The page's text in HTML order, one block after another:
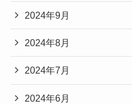
2024年9月
2024年8月
2024年7月
2024年6月